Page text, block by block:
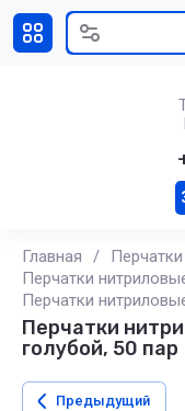
Главная / Перчатки
Перчатки
Перчатки
Перчатки
голубой, 50 пар
Предыдущий